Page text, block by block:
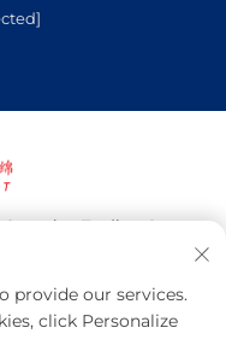
Trading Co.,
provide our services.
click Personalize